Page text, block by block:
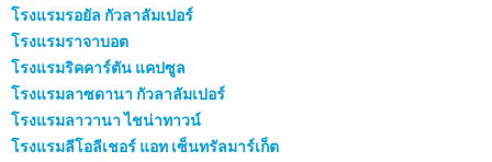
โรงแรมรอยัล กัวลาลัมเปอร์
โรงแรมราจาบอต
โรงแรมริคคาร์ตัน แคปซูล
โรงแรมลาซดานา กัวลาลัมเปอร์
โรงแรมลาวานา ไชน่าทาวน์
โรงแรมลีโอลีเชอร์ แอท เซ็นทรัลมาร์เก็ต